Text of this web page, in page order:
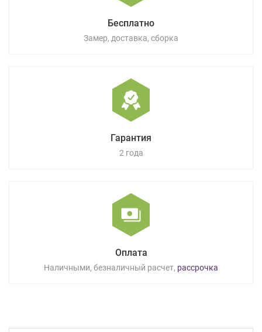
Бесплатно
Замер, доставка, сборка
Гарантия
2 года
Оплата
Наличными, безналичный расчет, рассрочка